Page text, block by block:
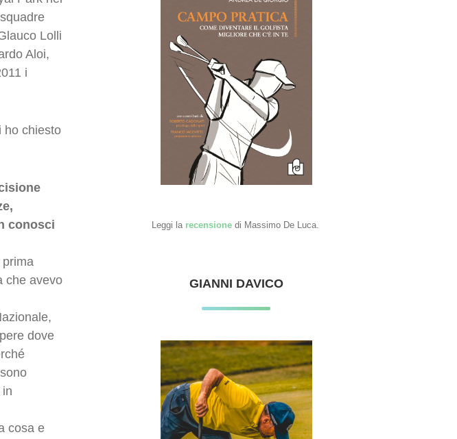
Lolli
Aloi,
i
ho chiesto
conosci
che avevo
dove
cosa e
Leggi la recensione di Massimo De Luca.
GIANNI DAVICO